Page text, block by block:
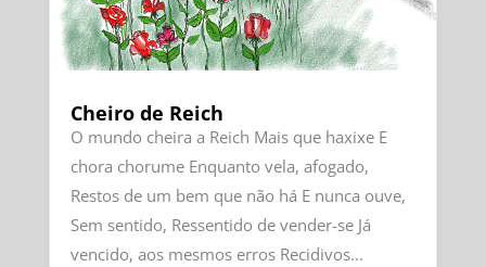
Cheiro de Reich
O mundo cheira a Reich Mais que haxixe E
chora chorume Enquanto vela, afogado,
Restos de um bem que não há E nunca ouve,
Sem sentido, Ressentido de vender-se Já
vencido, aos mesmos erros Recidivos...